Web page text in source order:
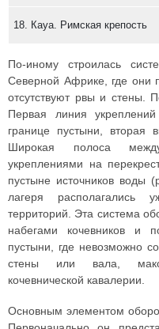
18. Кауа. Римская крепость
По-иному строилась
Северной Африке, где они
отсутствуют рвы и стены.
Первая линия
границе пустыни, вторая
Широкая полоса
укреплениями на
пустыне источников воды
лагеря располагались
территорий. Эта система
набегами кочевников и
пустыни, где невозможно
стены или вала,
кочевнической кавалерии.
Основным элементом